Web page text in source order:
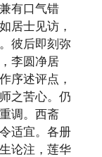
有口气错
居士见访，
彼后即刻弥
李圆净居
序述评点，
之苦心。仍
调。西斋
适宜。各册
论注，莲华